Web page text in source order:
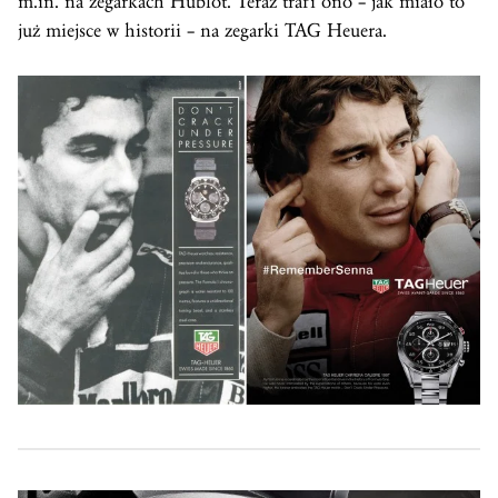
już miejsce w historii – na zegarki TAG Heuera.